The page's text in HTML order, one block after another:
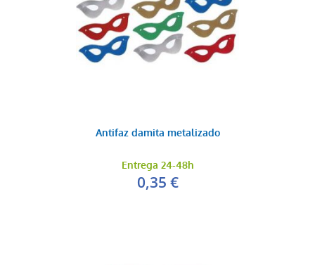
Antifaz damita metalizado
Entrega 24-48h
0,35 €